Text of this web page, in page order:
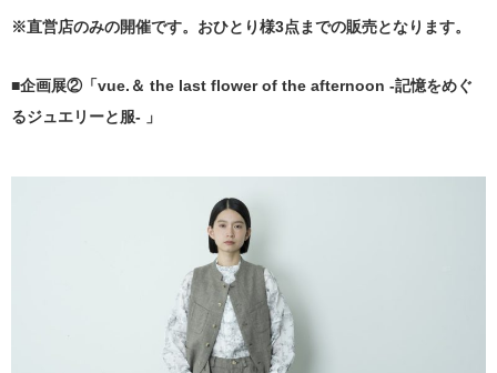
※直営店のみの開催です。おひとり様3点までの販売となります。
■企画展②「vue.＆ the last flower of the afternoon -記憶をめぐ
るジュエリーと服- 」